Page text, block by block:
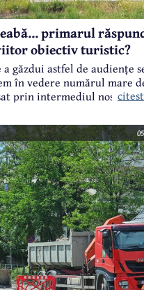
primarul
obiectiv turistic?
găzdui astfel de audiențe
în vedere numărul mare
prin intermediul nostru